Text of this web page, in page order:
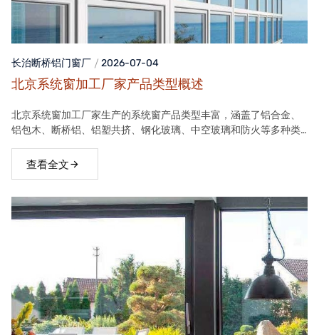
长治断桥铝门窗厂 2026-07-04
北京系统窗加工厂家产品类型概述
北京系统窗加工厂家生产的系统窗产品类型丰富，涵盖了铝合金、
铝包木、断桥铝、铝塑共挤、钢化玻璃、中空玻璃和防火等多种类
满足不同客户的需求。
查看全文